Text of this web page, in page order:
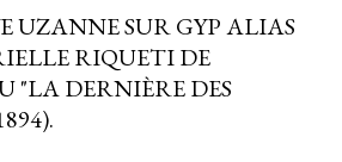
UZANNE SUR GYP ALIAS
RIQUETI DE
"LA DERNIÈRE DES